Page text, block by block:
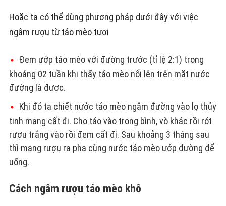
Hoặc ta có thể dùng phương pháp dưới đây với việc
ngâm rượu từ táo mèo tươi
Đem ướp táo mèo với đường trước (tỉ lệ 2:1) trong
khoảng 02 tuần khi thấy táo mèo nổi lên trên mặt nước
đường là được.
Khi đó ta chiết nước táo mèo ngâm đường vào lọ thủy
tinh mang cất đi. Cho táo vào trong bình, vò khác rồi rót
rượu trắng vào rồi đem cất đi. Sau khoảng 3 tháng sau
thì mang rượu ra pha cùng nước táo mèo ướp đường để
uống.
Cách ngâm rượu táo mèo khô